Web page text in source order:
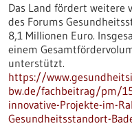
Das Land fördert weitere
des Forums
8,1 Millionen Euro.
einem
unterstützt.
https://
bw.de/fachbeitrag/pm/
innovative-Projekte-im-
Gesundheitsstandort-